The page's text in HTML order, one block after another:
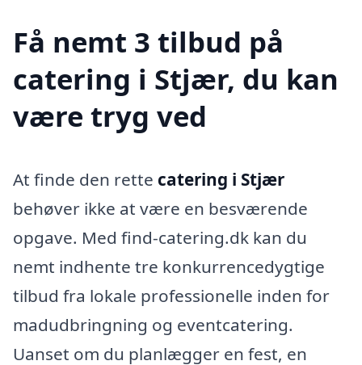
Få nemt 3 tilbud på
catering i Stjær, du kan
være tryg ved
At finde den rette catering i Stjær
behøver ikke at være en besværende
opgave. Med find-catering.dk kan du
nemt indhente tre konkurrencedygtige
tilbud fra lokale professionelle inden for
madudbringning og eventcatering.
Uanset om du planlægger en fest, en